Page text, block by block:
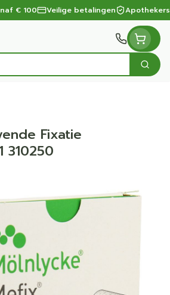
€ 100 Veilige betalingen
Zoek
Fixatie
310250